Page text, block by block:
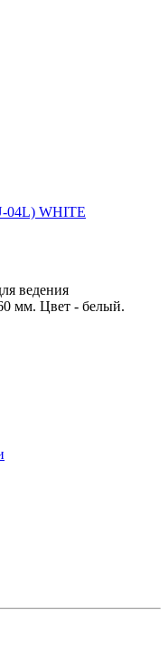
04L) WHITE
ведения
мм. Цвет - белый.